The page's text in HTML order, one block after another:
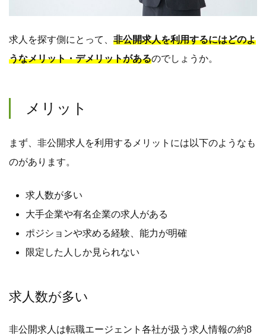
求人を探す側にとって、 非公開求人を利用するにはどのよ
うなメリット・デメリットがあるのでしょうか。
メリット
まず、非公開求人を利用するメリットには以下のようなも
のがあります。
求人数が多い
大手企業や有名企業の求人がある
ポジションや求める経験、能力が明確
限定した人しか見られない
求人数が多い
非公開求人は転職エージェント各社が扱う求人情報の約8